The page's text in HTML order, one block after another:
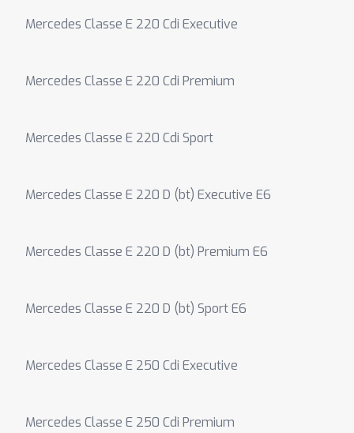
Mercedes Classe E 220 Cdi Executive
Mercedes Classe E 220 Cdi Premium
Mercedes Classe E 220 Cdi Sport
Mercedes Classe E 220 D (bt) Executive E6
Mercedes Classe E 220 D (bt) Premium E6
Mercedes Classe E 220 D (bt) Sport E6
Mercedes Classe E 250 Cdi Executive
Mercedes Classe E 250 Cdi Premium